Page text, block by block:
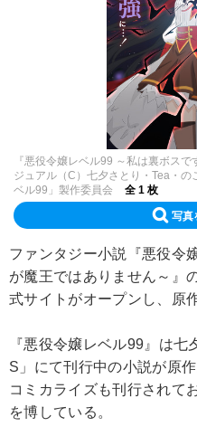
『悪役令嬢レベル99 ～私は裏ボス
ジュアル（C）七夕さとり・Tea・
ベル99」製作委員会
全 1 枚
写真
ファンタジー小説『悪役令
が魔王ではありません～』
式サイトがオープンし、原
『悪役令嬢レベル99』は
S」にて刊行中の小説が原
コミカライズも刊行されて
を博している。